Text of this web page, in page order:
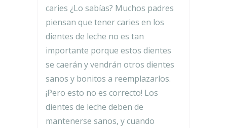
caries ¿Lo sabías? Muchos padres
piensan que tener caries en los
dientes de leche no es tan
importante porque estos dientes
se caerán y vendrán otros dientes
sanos y bonitos a reemplazarlos.
¡Pero esto no es correcto! Los
dientes de leche deben de
mantenerse sanos, y cuando